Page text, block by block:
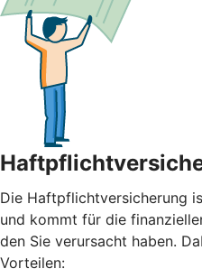
Die Haftpflichtversicherung
und kommt für die
den Sie verursacht haben.
Vorteilen: